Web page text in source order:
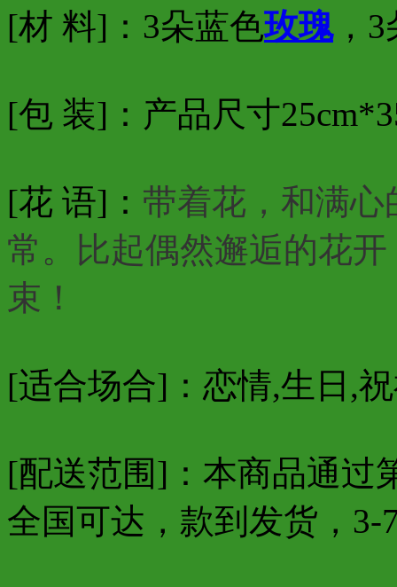
[材 料]：3朵蓝色玫瑰，3
[包 装]：产品尺寸
[花 语]： 带着花，和满
常。比起偶然邂逅的花
束！
[适合场合]：恋情,生日,
[配送范围]：本商品通过
全国可达，款到发货，3-